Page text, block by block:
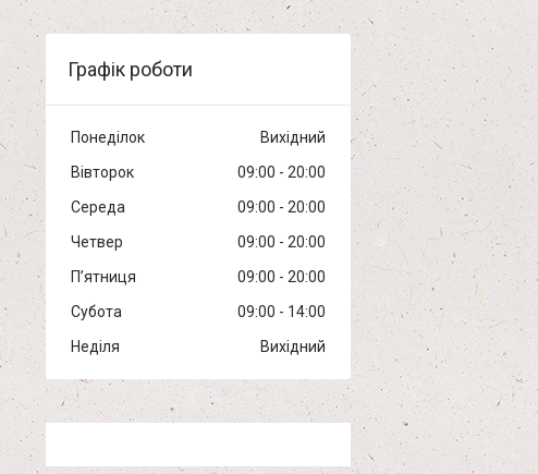
Графік роботи
Понеділок
Вихідний
Вівторок
09:00
20:00
Середа
09:00
20:00
Четвер
09:00
20:00
Пʼятниця
09:00
20:00
Субота
09:00
14:00
Неділя
Вихідний